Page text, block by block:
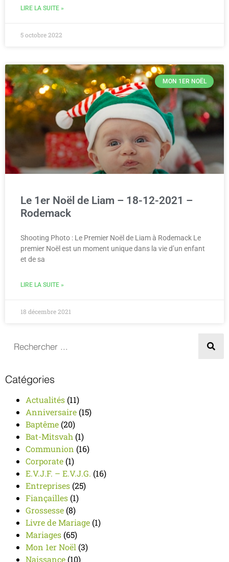
LIRE LA SUITE »
5 octobre 2022
MON 1ER NOËL
Le 1er Noël de Liam – 18-12-2021 –
Rodemack
Shooting Photo : Le Premier Noël de Liam à Rodemack Le
premier Noël est un moment unique dans la vie d’un enfant
et de sa
LIRE LA SUITE »
18 décembre 2021
Catégories
Actualités(11)
Anniversaire(15)
Baptême(20)
Bat-Mitsvah (1)
Communion (16)
Corporate(1)
E.V.J.F. – E.V.J.G. (16)
Entreprises(25)
Fiançailles(1)
Grossesse(8)
Livre de Mariage(1)
Mariages(65)
Mon 1er Noël (3)
Naissance(10)